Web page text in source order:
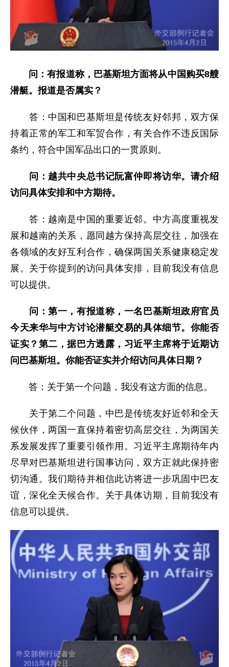
问：有报道称，巴基斯坦方面将从中国购买8艘
潜艇。报道是否属实？
答：中国和巴基斯坦是传统友好邻邦，双方保
持着正常的军工和军贸合作，有关合作不违反国际
条约，符合中国军品出口的一贯原则。
问：越共中央总书记阮富仲即将访华。请介绍
访问具体安排和中方期待。
答：越南是中国的重要近邻。中方高度重视发
展和越南的关系，愿同越方保持高层交往，加强在
各领域的友好互利合作，确保两国关系健康稳定发
展。关于你提到的访问具体安排，目前我没有信息
可以提供。
问：第一，有报道称，一名巴基斯坦政府官员
今天来华与中方讨论潜艇交易的具体细节。你能否
证实？第二，据巴方透露，习近平主席将于近期访
问巴基斯坦。你能否证实并介绍访问具体日期？
答：关于第一个问题，我没有这方面的信息。
关于第二个问题，中巴是传统友好近邻和全天
候伙伴，两国一直保持着密切高层交往，为两国关
系发展发挥了重要引领作用。习近平主席期待年内
尽早对巴基斯坦进行国事访问，双方正就此保持密
切沟通。我们期待并相信此访将进一步巩固中巴友
谊，深化全天候合作。关于具体访期，目前我没有
信息可以提供。